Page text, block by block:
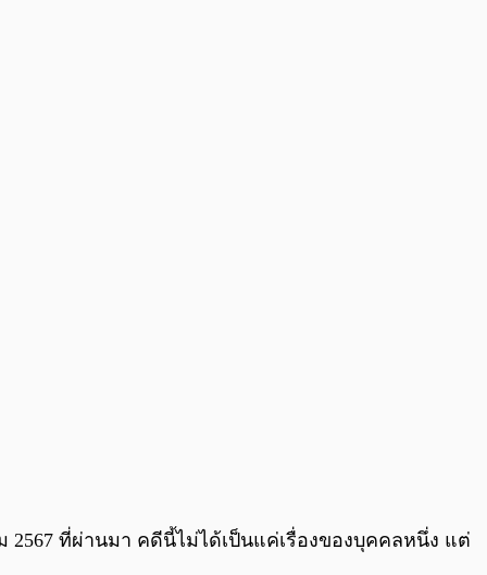
2567 ที่ผ่านมา คดีนี้ไม่ได้เป็นแค่เรื่องของบุคคลหนึ่ง แต่